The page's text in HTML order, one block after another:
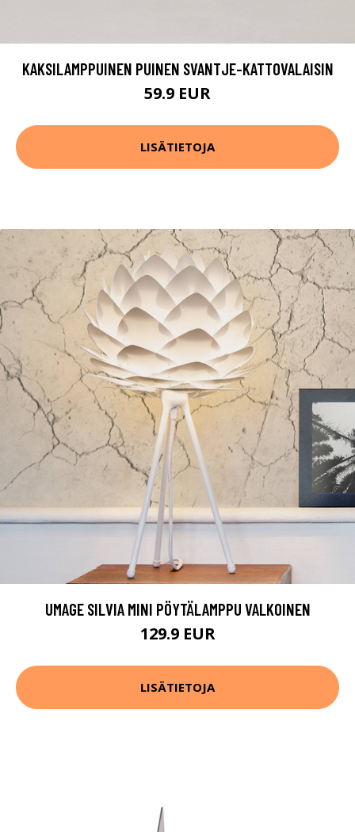
KAKSILAMPPUINEN PUINEN SVANTJE-KATTOVALAISIN
59.9 EUR
LISÄTIETOJA
UMAGE SILVIA MINI PÖYTÄLAMPPU VALKOINEN
129.9 EUR
LISÄTIETOJA